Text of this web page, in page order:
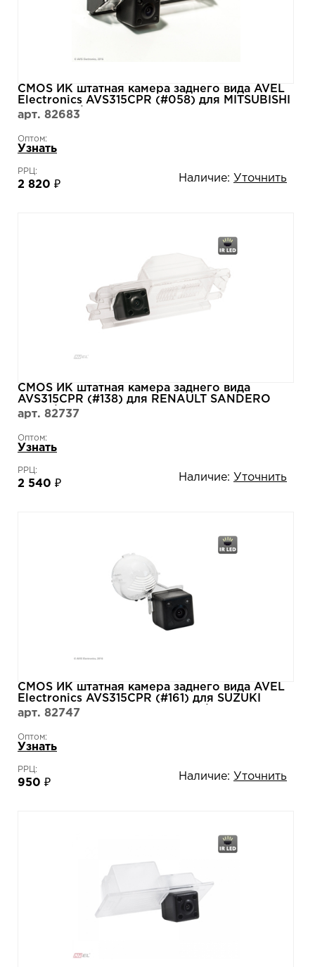
CMOS ИК штатная камера заднего вида AVEL
Electronics AVS315CPR (#058) для MITSUBISHI
GRANDIS / PAJERO SPORT II (2008-...)
арт. 82683
Оптом:
Узнать
РРЦ:
2 820 ₽
Наличие: Уточнить
CMOS ИК штатная камера заднего вида
AVS315CPR (#138) для RENAULT SANDERO
NEW / LOGAN II (2014-...)
арт. 82737
Оптом:
Узнать
РРЦ:
2 540 ₽
Наличие: Уточнить
CMOS ИК штатная камера заднего вида AVEL
Electronics AVS315CPR (#161) для SUZUKI
GRAND VITARA III (2005-2014)/ VITARA II
(2015-...)
арт. 82747
Оптом:
Узнать
РРЦ:
950 ₽
Наличие: Уточнить